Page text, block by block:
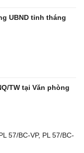
UBND tỉnh tháng
TW tại Văn phòng
57/BC-VP, PL 57/BC-